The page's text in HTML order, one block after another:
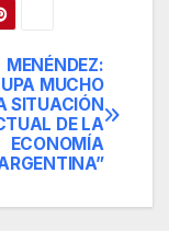
MENÉNDEZ:
MUCHO
SITUACIÓN
DE LA
ECONOMÍA